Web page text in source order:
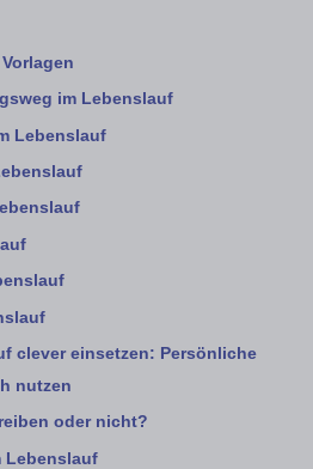
im Lebenslauf
Lebenslauf
clever einsetzen: Persönliche
nutzen
oder nicht?
Lebenslauf